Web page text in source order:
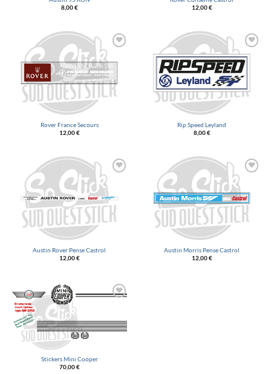
8,00€
12,00€
liste
d’envies
Rover France Secours
12,00€
à la
liste
d’envies
Rip Speed Leyland
8,00€
d’envies
Austin Rover Pense Castrol
12,00€
d’envies
Austin Morris Pense Castrol
12,00€
d’envies
Stickers Mini Cooper
70,00€